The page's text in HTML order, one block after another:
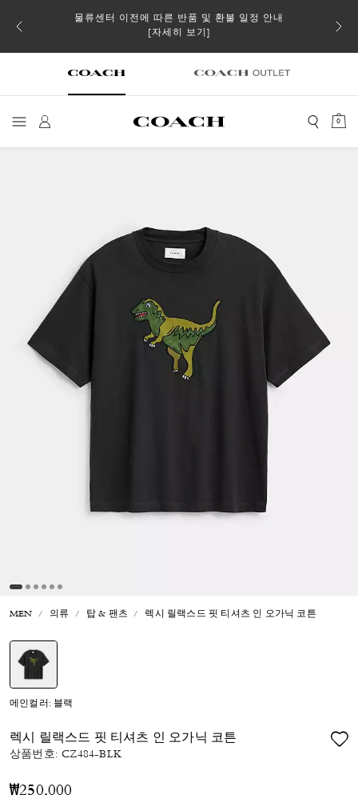
스트
물류센터 이전에 따른 반품 및 환불 일정 안내
[자세히 보기]
일부
0
MEN 의류 탑 & 팬츠 렉시 릴랙스드 핏 티셔츠 인 오가닉 코튼
메인컬러: 블랙
렉시 릴랙스드 핏 티셔츠 인 오가닉 코튼
상품번호:CZ484-BLK
₩250,000